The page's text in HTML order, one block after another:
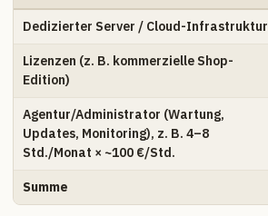
Dedizierter Server / Cloud-Infrastruktur
Lizenzen (z. B. kommerzielle Shop-
Edition)
Agentur/Administrator (Wartung,
Updates, Monitoring), z. B. 4–8
Std./Monat × ~100 €/Std.
Summe